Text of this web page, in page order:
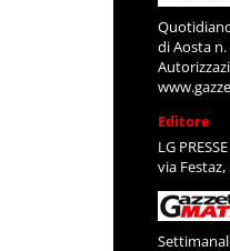
di Aosta
Editore
LG
via Festaz,